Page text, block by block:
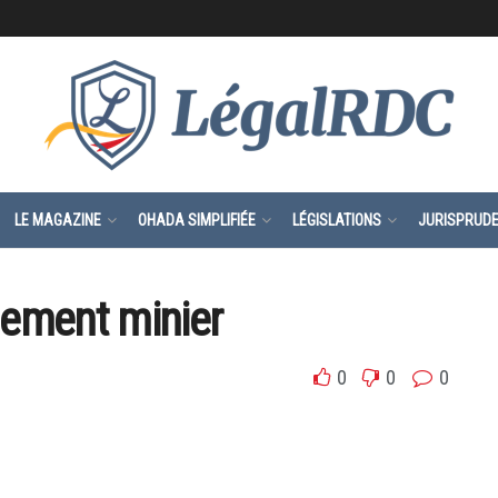
LE MAGAZINE OHADA SIMPLIFIÉE LÉGISLATIONS
minier
0 0 0